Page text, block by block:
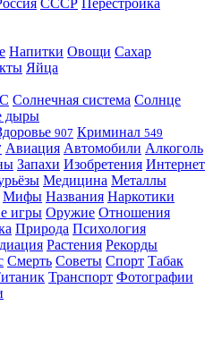
СССР Перестройка
Напитки Овощи Сахар
Яйца
Солнечная система Солнце
дыры
907 Криминал 549
Авиация Автомобили Алкоголь
Запахи Изобретения Интернет
Медицина Металлы
Мифы Названия Наркотики
игры Оружие Отношения
Природа Психология
Растения Рекорды
Смерть Советы Спорт Табак
Транспорт Фотографии